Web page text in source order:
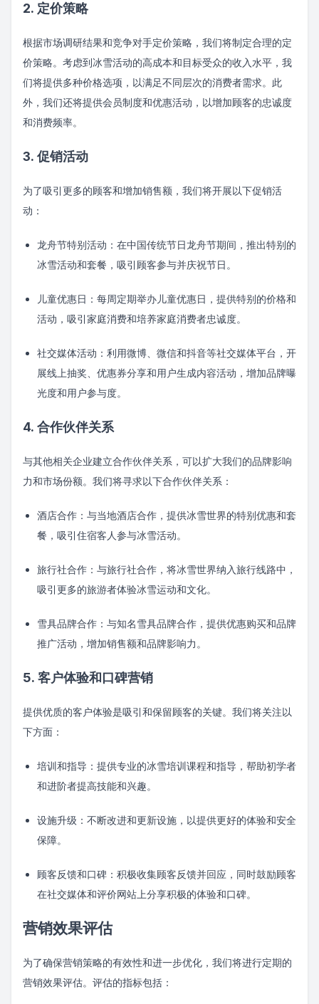
2. 定价策略
根据市场调研结果和竞争对手定价策略，我们将制定合理的定
价策略。考虑到冰雪活动的高成本和目标受众的收入水平，我
们将提供多种价格选项，以满足不同层次的消费者需求。此
外，我们还将提供会员制度和优惠活动，以增加顾客的忠诚度
和消费频率。
3. 促销活动
为了吸引更多的顾客和增加销售额，我们将开展以下促销活
动：
龙舟节特别活动：在中国传统节日龙舟节期间，推出特别的
冰雪活动和套餐，吸引顾客参与并庆祝节日。
儿童优惠日：每周定期举办儿童优惠日，提供特别的价格和
活动，吸引家庭消费和培养家庭消费者忠诚度。
社交媒体活动：利用微博、微信和抖音等社交媒体平台，开
展线上抽奖、优惠券分享和用户生成内容活动，增加品牌曝
光度和用户参与度。
4. 合作伙伴关系
与其他相关企业建立合作伙伴关系，可以扩大我们的品牌影响
力和市场份额。我们将寻求以下合作伙伴关系：
酒店合作：与当地酒店合作，提供冰雪世界的特别优惠和套
餐，吸引住宿客人参与冰雪活动。
旅行社合作：与旅行社合作，将冰雪世界纳入旅行线路中，
吸引更多的旅游者体验冰雪运动和文化。
雪具品牌合作：与知名雪具品牌合作，提供优惠购买和品牌
推广活动，增加销售额和品牌影响力。
5. 客户体验和口碑营销
提供优质的客户体验是吸引和保留顾客的关键。我们将关注以
下方面：
培训和指导：提供专业的冰雪培训课程和指导，帮助初学者
和进阶者提高技能和兴趣。
设施升级：不断改进和更新设施，以提供更好的体验和安全
保障。
顾客反馈和口碑：积极收集顾客反馈并回应，同时鼓励顾客
在社交媒体和评价网站上分享积极的体验和口碑。
营销效果评估
为了确保营销策略的有效性和进一步优化，我们将进行定期的
营销效果评估。评估的指标包括：